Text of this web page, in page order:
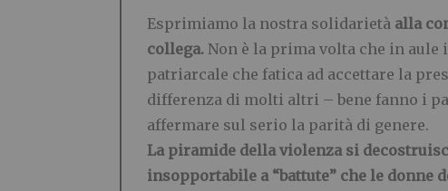
Esprimiamo la nostra solidarietà alla
collega. Non è la prima volta che in
patriarcale che fatica ad accettare la
differenza di molti altri – bene fanno i
affermare sul serio la parità di genere.
La piramide della violenza si
insopportabile a “battute” che le donne